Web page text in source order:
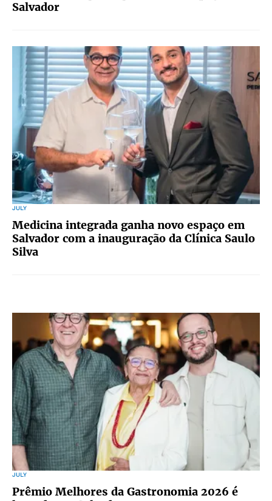
Salvador
JULY
Medicina integrada ganha novo espaço em
Salvador com a inauguração da Clínica Saulo
Silva
JULY
Prêmio Melhores da Gastronomia 2026 é